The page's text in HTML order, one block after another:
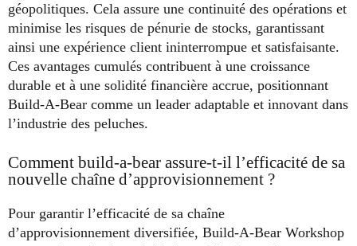
géopolitiques. Cela assure une continuité des opérations et
minimise les risques de pénurie de stocks, garantissant
ainsi une expérience client ininterrompue et satisfaisante.
Ces avantages cumulés contribuent à une croissance
durable et à une solidité financière accrue, positionnant
Build-A-Bear comme un leader adaptable et innovant dans
l’industrie des peluches.
Comment build-a-bear assure-t-il l’efficacité de sa
nouvelle chaîne d’approvisionnement ?
Pour garantir l’efficacité de sa chaîne
d’approvisionnement diversifiée, Build-A-Bear Workshop